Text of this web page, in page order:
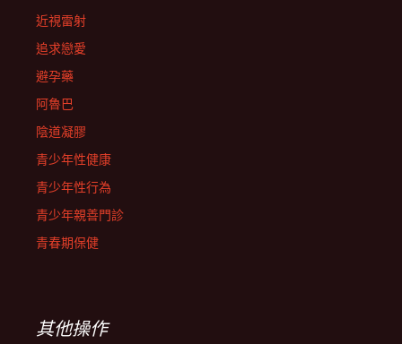
近視雷射
追求戀愛
避孕藥
阿魯巴
陰道凝膠
青少年性健康
青少年性行為
青少年親善門診
青春期保健
其他操作